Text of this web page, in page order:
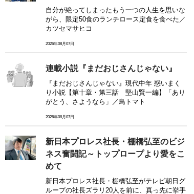
自分が絶ってしまったもう一つの人生を思いな
がら、限定50食のランチロース定食を食べた／
カツセマサヒコ
2026年08月07日
連載小説『まだおじさんじゃない』
『まだおじさんじゃない』現代中年 惑いまく
り小説【第十章・第三話 堅山賢一編】「あり
がとう、さようなら」／鳥トマト
2026年08月07日
新日本プロレス社長・棚橋弘至のビジ
ネス奮闘記～トップロープより愛をこ
めて
新日本プロレス社長・棚橋弘至がテレビ朝日グ
ループの社長ズラリ20人を前に、真っ先に挙手